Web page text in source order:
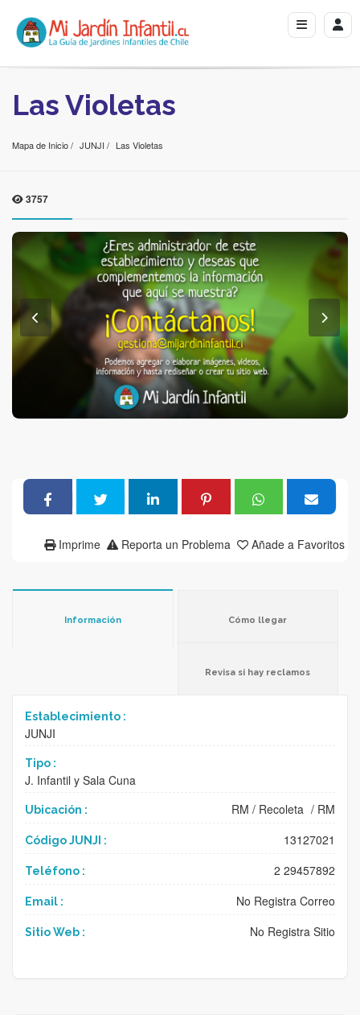
Las Violetas
Mapa de Inicio JUNJI Las Violetas
3757
Añade a Favoritos
Reporta un Problema
Imprime
Información Cómo llegar
Revisa si hay reclamos
Establecimiento :
JUNJI
Tipo :
J. Infantil y Sala Cuna
Ubicación : RM / Recoleta / RM
Código JUNJI : 13127021
Teléfono : 2 29457892
Email : No Registra Correo
Sitio Web : No Registra Sitio